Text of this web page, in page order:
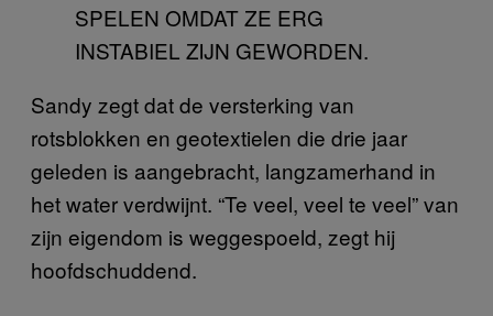
SPELEN OMDAT ZE ERG
INSTABIEL ZIJN GEWORDEN.
Sandy zegt dat de versterking van
rotsblokken en geotextielen die drie jaar
geleden is aangebracht, langzamerhand in
het water verdwijnt. “Te veel, veel te veel” van
zijn eigendom is weggespoeld, zegt hij
hoofdschuddend.